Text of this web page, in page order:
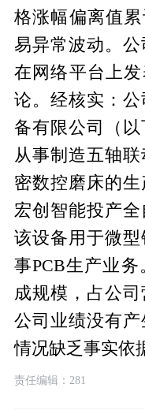
格涨幅偏离值
易异常波动。
在网络平台上
论。经核实：
备有限公司（
从事制造五轴
密数控磨床的生
宏创智能投产全
该设备用于微
事PCB生产业
成规模，占公
公司业绩没有
情况缺乏事实依
责任编辑：281